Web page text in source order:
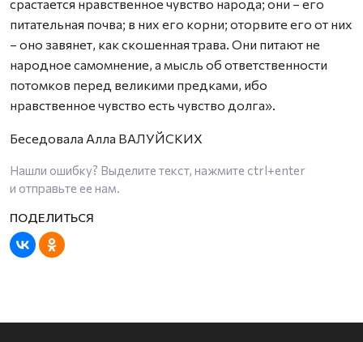
срастается нравственное чувство народа; они – его
питательная почва; в них его корни; оторвите его от них
– оно завянет, как скошенная трава. Они питают не
народное самомнение, а мысль об ответственности
потомков перед великими предками, ибо
нравственное чувство есть чувство долга».
Беседовала Алла ВАЛУЙСКИХ
Нашли ошибку? Выделите текст, нажмите ctrl+enter
и отправьте ее нам.